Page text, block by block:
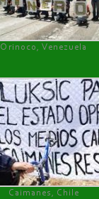
Orinoco, Venezuela
Caimanes, Chile